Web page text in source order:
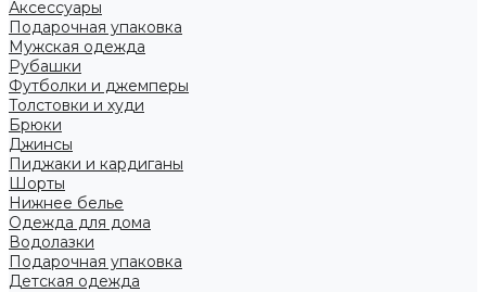
Аксессуары
Подарочная упаковка
Мужская одежда
Рубашки
Футболки и джемперы
Толстовки и худи
Брюки
Джинсы
Пиджаки и кардиганы
Шорты
Нижнее белье
Одежда для дома
Водолазки
Подарочная упаковка
Детская одежда